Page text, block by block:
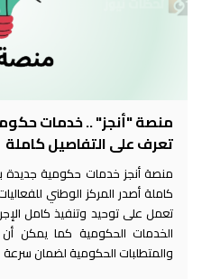
منصة "أنجز" .. خدمات
تعرف على التفاصيل كاملة
منصة أنجز خدمات حكومية جديدة
كاملة أصدر المركز الوطني
تعمل على توحيد وتنفيذ كامل
الخدمات الحكومية كما يمكن
والمتطلبات الحكومية لضمان سرعة